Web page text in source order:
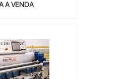
A VENDA